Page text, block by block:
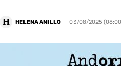
H HELENA ANILLO 03/08/2025 (08:00